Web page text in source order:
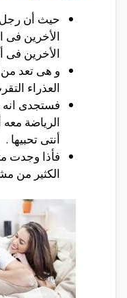
حيث أن رجل
الأخرين فى
الأخرين فى
و هى تعد من
العذراء
فستجدى
الرياضة
أنتى تحبيها .
فأذا وجدت
الكثير من